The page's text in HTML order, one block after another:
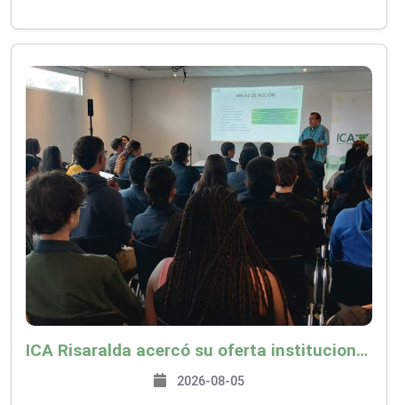
ICA Risaralda acercó su oferta institucional a productores y emprendedores en Expocamello
2026-08-05